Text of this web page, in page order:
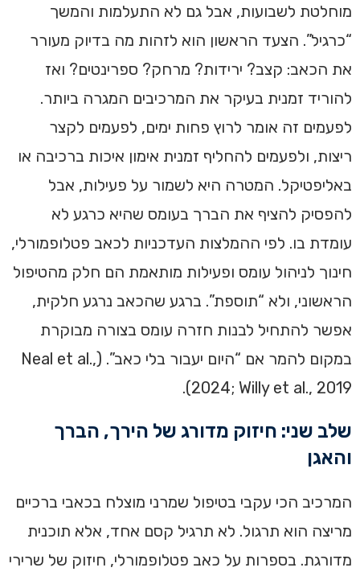
מוחלטת לשבועות, אבל גם לא התעלמות והמשך
“כרגיל”. הצעד הראשון הוא לזהות מה בדיוק מעורר
את הכאב: קצב? ירידות? מרחק? ספרינטים? ואז
להוריד זמנית בעיקר את המרכיבים המגרה ביותר.
לפעמים זה אומר לרוץ פחות ימים, לפעמים לקצר
ריצות, ולפעמים להחליף זמנית אימון איכות ברכיבה או
באליפטיקל. המטרה היא לשמור על פעילות, אבל
להפסיק להציף את הברך בעומס שהיא כרגע לא
עומדת בו. לפי ההמלצות העדכניות לכאב פטלופמורלי,
חינוך לניהול עומס ופעילות מותאמת הם חלק מהטיפול
הראשוני, ולא “תוספת”. ברגע שהכאב נרגע חלקית,
אפשר להתחיל לבנות חזרה עומס בצורה מבוקרת
במקום להמר אם “היום יעבור בלי כאב”. (Neal et al.,
2024; Willy et al., 2019).
שלב שני: חיזוק מדורג של הירך, הברך
והאגן
המרכיב הכי עקבי בטיפול שמרני מוצלח בכאבי ברכיים
מריצה הוא תרגול. לא תרגיל קסם אחד, אלא תוכנית
מדורגת. בספרות על כאב פטלופמורלי, חיזוק של שרירי